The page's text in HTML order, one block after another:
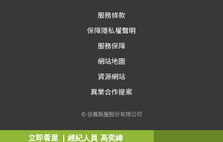
立即看屋 經紀人員 高奕緯
服務條款
保障隱私權聲明
服務保障
網站地圖
資源網站
異業合作提案
© 信義房屋股份有限公司